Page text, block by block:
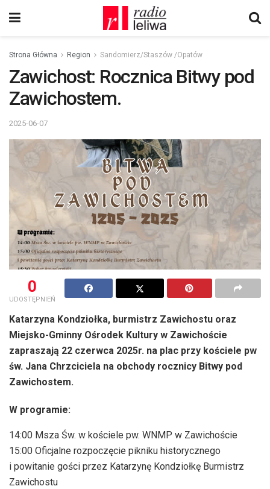
Strona Główna Region Sandomierz/Staszów /Opatów
Zawichost: Rocznica Bitwy pod
Zawichostem.
2025-06-07
0
UDOSTĘPNIEŃ
Katarzyna Kondziołka, burmistrz Zawichostu oraz
Miejsko-Gminny Ośrodek Kultury w Zawichoście
zapraszają 22 czerwca 2025r. na plac przy kościele pw
św. Jana Chrzciciela na obchody rocznicy Bitwy pod
Zawichostem.
W programie:
14:00 Msza Św. w kościele pw. WNMP w Zawichoście
15:00 Oficjalne rozpoczęcie pikniku historycznego
i powitanie gości przez Katarzynę Kondziołkę Burmistrz
Zawichostu